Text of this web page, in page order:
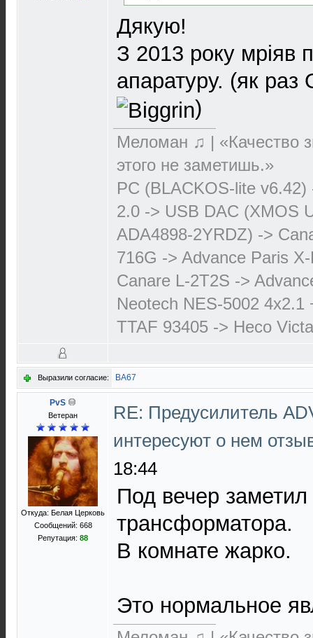
Дякую!
З 2013 року мріяв
апаратуру. (як раз
)
Меломан ♫ | «Качество
этого не заметишь.»
PC (BLACKOS-lite
2.0 -> USB DAC (XMOS
ADA4898-2YRDZ) ->
716G -> Advance Paris
Canare L-2T2S ->
Neotech NES-5002
TTAF 93405 -> Heco
Выразили согласие: ВА67
PvS
Ветеран
Откуда: Белая Церковь
Сообщений: 668
Репутация: 88
RE: Предусилитель
интересуют о нем
18:44
Под вечер
трансформатора.
В комнате жарко.
Это нормальное